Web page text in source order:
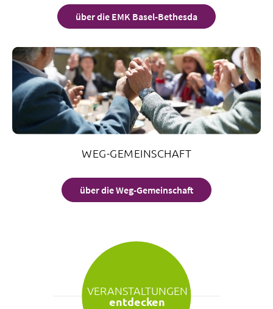
über die EMK Basel-Bethesda
WEG-GEMEINSCHAFT
über die Weg-Gemeinschaft
VERANSTALTUNGEN
entdecken